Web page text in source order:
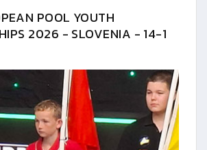
POOL YOUTH
2026 - SLOVENIA - 14-1